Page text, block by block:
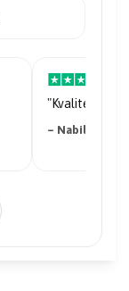
"Kvaliteten på
– Nabil Abdi